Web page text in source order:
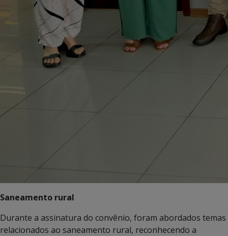
Saneamento rural
Durante a assinatura do convênio, foram abordados temas
relacionados ao saneamento rural, reconhecendo a